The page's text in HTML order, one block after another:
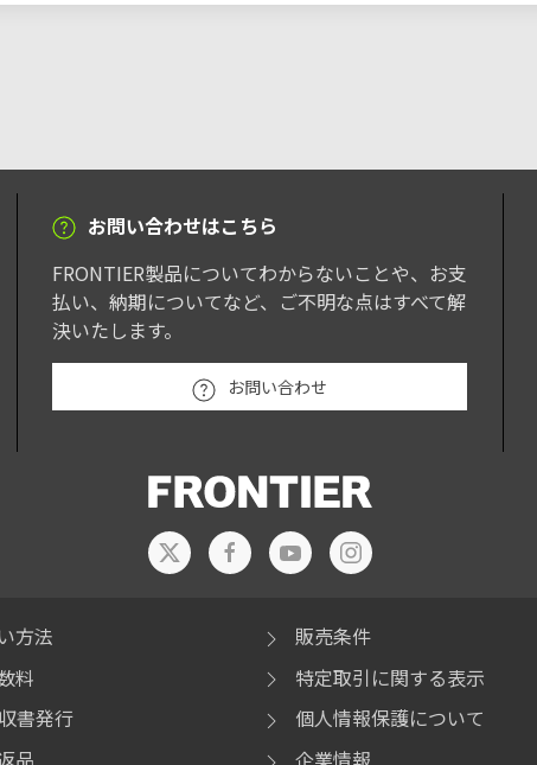
お問い合わせはこちら
FRONTIER製品についてわからないことや、お支
払い、納期についてなど、ご不明な点はすべて解
決いたします。
お問い合わせ
方法
料
書発行
品
販売条件
特定取引に関する表示
個人情報保護について
企業情報